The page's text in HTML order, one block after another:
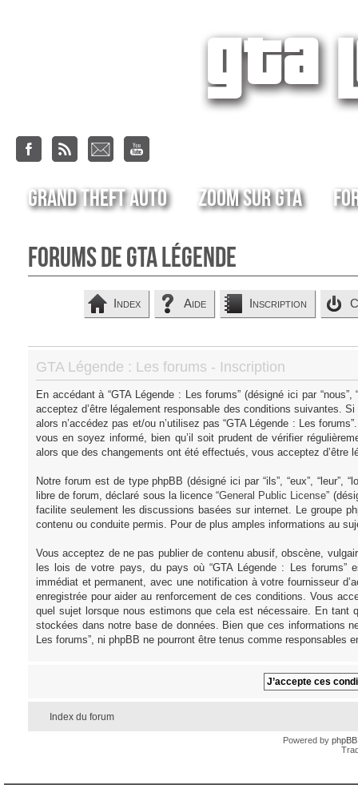
Grand Theft Auto Zoom sur GTA
Forums de GTA Légende
Index Aide Inscription
GTA Légende : Les forums - Inscription
En accédant à “GTA Légende : Les forums” (désigné ici par
acceptez d’être légalement responsable des conditions suivantes.
alors n’accédez pas et/ou n’utilisez pas “GTA Légende : Les
vous en soyez informé, bien qu’il soit prudent de vérifier
alors que des changements ont été effectués, vous acceptez
Notre forum est de type phpBB (désigné ici par “ils”, “eux”, “leur”,
libre de forum, déclaré sous la licence “General Public License”
facilite seulement les discussions basées sur internet. Le groupe
contenu ou conduite permis. Pour de plus amples informations au
Vous acceptez de ne pas publier de contenu abusif, obscène,
les lois de votre pays, du pays où “GTA Légende : Les
immédiat et permanent, avec une notification à votre fournisseur
enregistrée pour aider au renforcement de ces conditions. Vous
quel sujet lorsque nous estimons que cela est nécessaire. En tant
stockées dans notre base de données. Bien que ces informations
Les forums”, ni phpBB ne pourront être tenus comme
Index du forum
Powered by phpBB